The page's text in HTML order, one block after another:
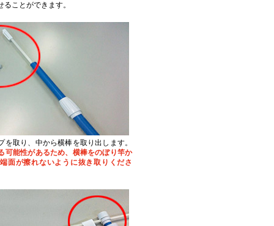
ことができます。
取り、中から横棒を取り出します。
可能性があるため、横棒をのぼり竿か
面が擦れないように抜き取りくださ